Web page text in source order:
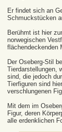
Er findet sich an
Schmuckstücken
Berühmt ist hier
norwegischen
flächendeckenden
Der Oseberg-Stil
Tierdarstellungen,
sind, die jedoch
Tierfiguren sind
verschlungenen
Mit dem im
Figur, deren
alle erdenklichen